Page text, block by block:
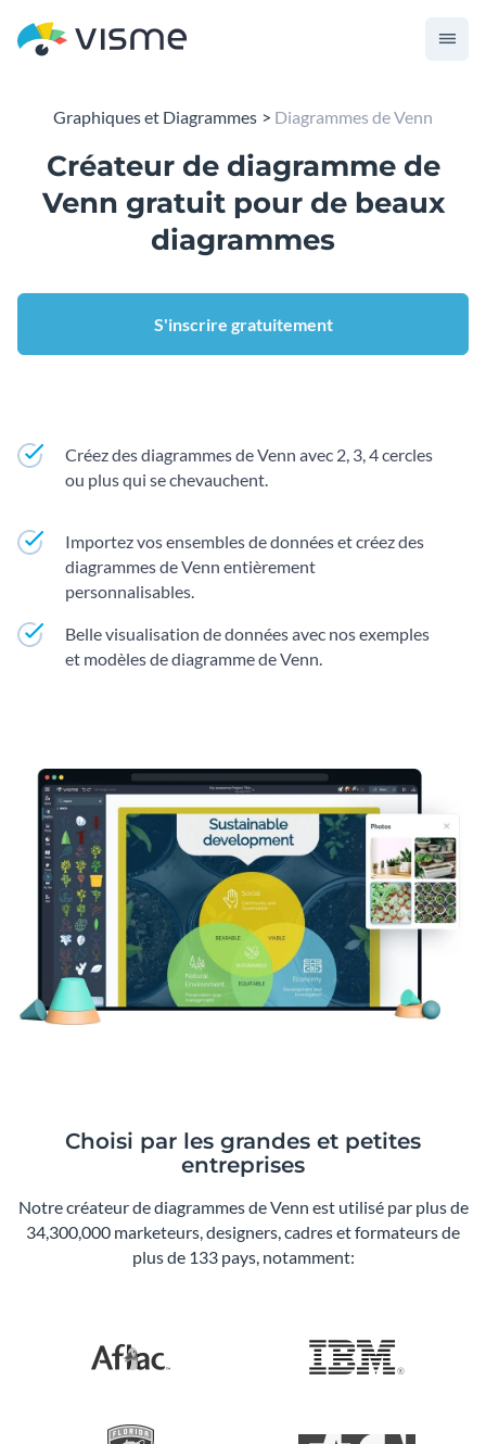
Graphiques et Diagrammes Diagrammes de Venn
Créateur de diagramme de
Venn gratuit pour de beaux
diagrammes
S'inscrire gratuitement
Créez des diagrammes de Venn avec 2, 3, 4 cercles
ou plus qui se chevauchent.
Importez vos ensembles de données et créez des
diagrammes de Venn entièrement
personnalisables.
Belle visualisation de données avec nos exemples
et modèles de diagramme de Venn.
Choisi par les grandes et petites
entreprises
Notre créateur de diagrammes de Venn est utilisé par plus de
34,300,000 marketeurs, designers, cadres et formateurs de
plus de 133 pays, notamment: